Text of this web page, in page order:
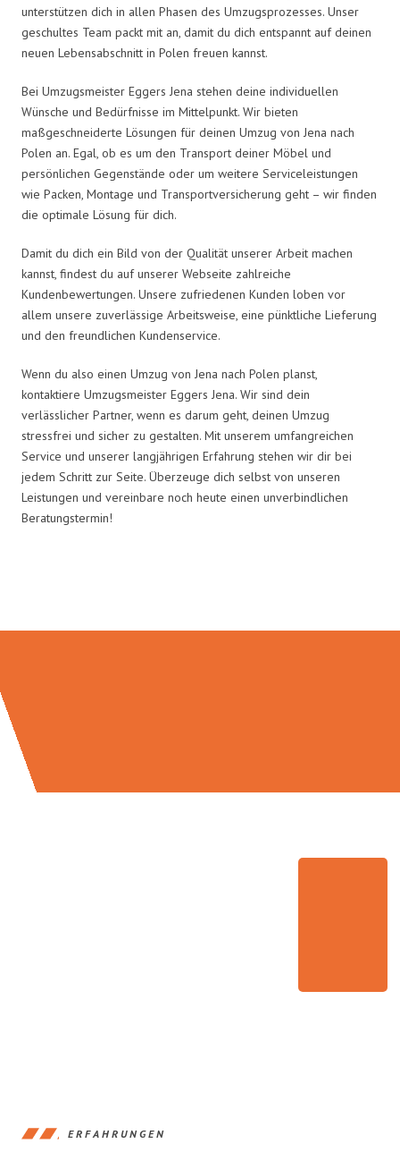
unterstützen dich in allen Phasen des Umzugsprozesses. Unser
geschultes Team packt mit an, damit du dich entspannt auf deinen
neuen Lebensabschnitt in Polen freuen kannst.
Bei Umzugsmeister Eggers Jena stehen deine individuellen
Wünsche und Bedürfnisse im Mittelpunkt. Wir bieten
maßgeschneiderte Lösungen für deinen Umzug von Jena nach
Polen an. Egal, ob es um den Transport deiner Möbel und
persönlichen Gegenstände oder um weitere Serviceleistungen
wie Packen, Montage und Transportversicherung geht – wir finden
die optimale Lösung für dich.
Damit du dich ein Bild von der Qualität unserer Arbeit machen
kannst, findest du auf unserer Webseite zahlreiche
Kundenbewertungen. Unsere zufriedenen Kunden loben vor
allem unsere zuverlässige Arbeitsweise, eine pünktliche Lieferung
und den freundlichen Kundenservice.
Wenn du also einen Umzug von Jena nach Polen planst,
kontaktiere Umzugsmeister Eggers Jena. Wir sind dein
verlässlicher Partner, wenn es darum geht, deinen Umzug
stressfrei und sicher zu gestalten. Mit unserem umfangreichen
Service und unserer langjährigen Erfahrung stehen wir dir bei
jedem Schritt zur Seite. Überzeuge dich selbst von unseren
Leistungen und vereinbare noch heute einen unverbindlichen
Beratungstermin!
ERFAHRUNGEN